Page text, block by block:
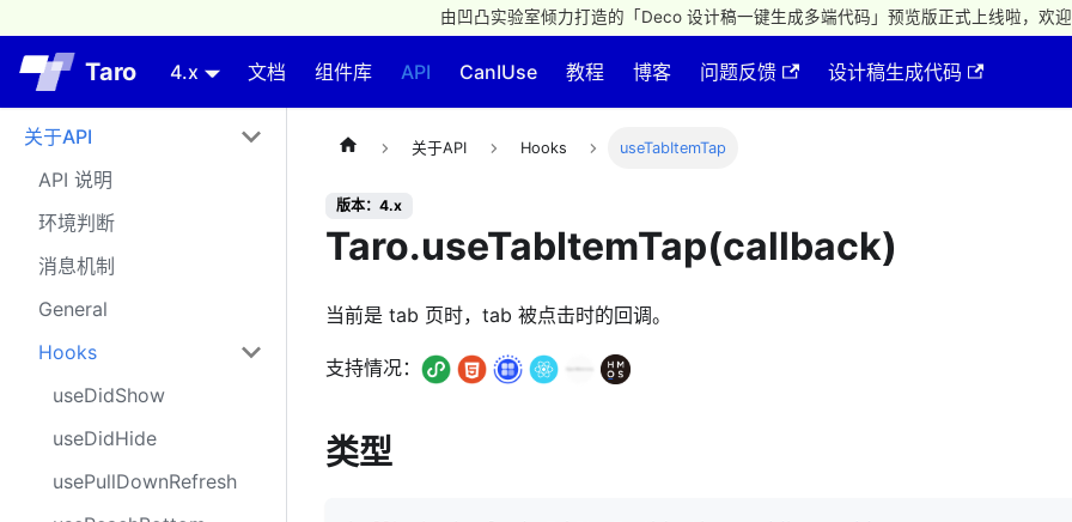
由凹凸实验室倾力打造的「Deco 设计稿一键生成多端代码」预览版正式上线啦，欢迎
Taro 4.x 文档 组件库 API CanIUse 教程 博客 问题反馈 设计稿生成代码
关于API
API 说明
环境判断
消息机制
General
Hooks
useDidShow
useDidHide
usePullDownRefresh
关于API Hooks useTabItemTap
版本：4.x
Taro.useTabItemTap(callback)
当前是 tab 页时，tab 被点击时的回调。
支持情况：
类型